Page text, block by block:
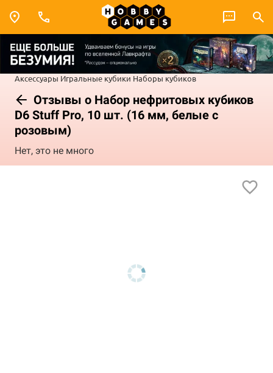
Аксессуары Игральные кубики Наборы кубиков
Отзывы о Набор нефритовых кубиков
D6 Stuff Pro, 10 шт. (16 мм, белые с
розовым)
Нет, это не много